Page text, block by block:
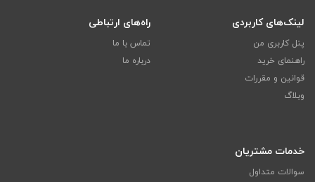
لینک‌های کاربردی
پنل کاربری من
راهنمای خرید
قوانین و مقررات
وبلاگ
راه‌های ارتباطی
تماس با ما
درباره ما
خدمات مشتریان
سوالات متداول